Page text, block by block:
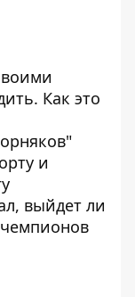
Как это
и
выйдет ли